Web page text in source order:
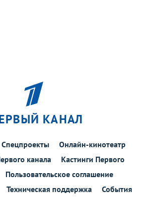
КАНАЛ
Спецпроекты
Онлайн-кинотеатр
канала
Кастинги Первого
Пользовательское соглашение
Техническая поддержка
События